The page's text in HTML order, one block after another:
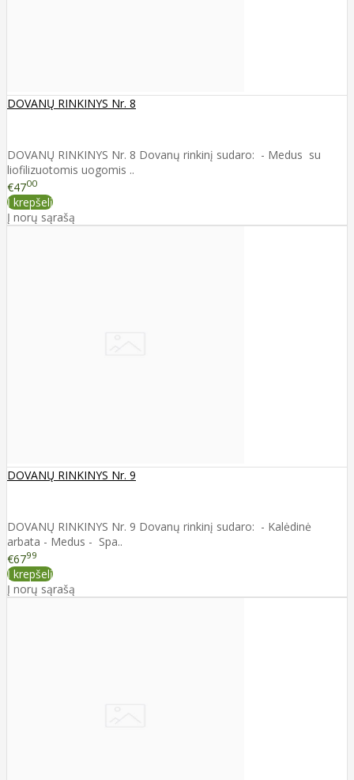
DOVANŲ RINKINYS Nr. 8
DOVANŲ RINKINYS Nr. 8 Dovanų rinkinį sudaro: - Medus su
liofilizuotomis uogomis ..
€4700
Į krepšelį
Į norų sąrašą
DOVANŲ RINKINYS Nr. 9
DOVANŲ RINKINYS Nr. 9 Dovanų rinkinį sudaro: - Kalėdinė
arbata - Medus - Spa..
€6799
Į krepšelį
Į norų sąrašą